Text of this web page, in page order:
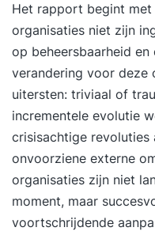
Het rapport begint
organisaties niet zijn
op beheersbaarheid
verandering voor deze
uitersten: triviaal of
incrementele evolutie
crisisachtige
onvoorziene externe
organisaties zijn niet
moment, maar
voortschrijdende